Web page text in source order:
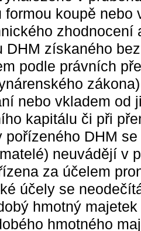
formou koupě
zhodnocení
DHM získaného
podle právních
nebo vkladem od
kapitálu či při
pořízeného DHM
neuvádějí v
za účelem
účely se
hmotný
hmotného